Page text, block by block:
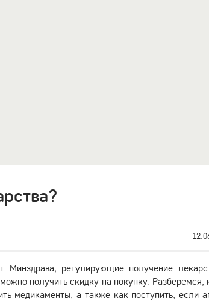
Минздрава, регулирующие получение
получить скидку на покупку. Разберемся,
медикаменты, а также как поступить, если